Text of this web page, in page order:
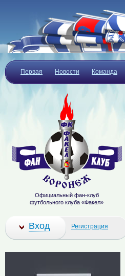
Первая Новости Команда
Официальный фан-клуб
футбольного клуба «Факел»
Вход Регистрация